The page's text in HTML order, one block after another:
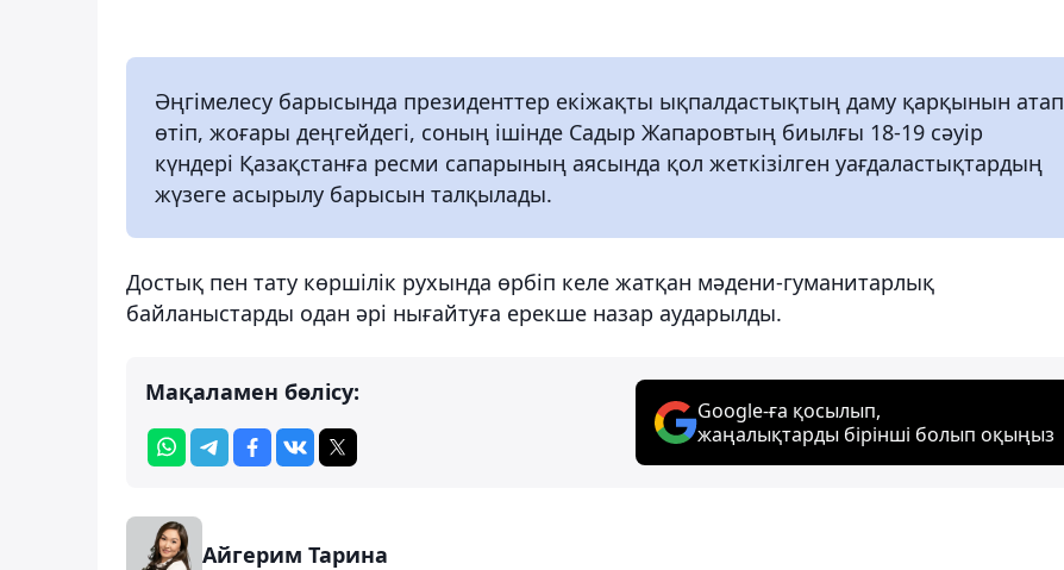
Әңгімелесу барысында президенттер екіжақты ықпалдастықтың даму қарқынын атап
өтіп, жоғары деңгейдегі, соның ішінде Садыр Жапаровтың биылғы 18-19 сәуір
күндері Қазақстанға ресми сапарының аясында қол жеткізілген уағдаластықтардың
жүзеге асырылу барысын талқылады.
Достық пен тату көршілік рухында өрбіп келе жатқан мәдени-гуманитарлық
байланыстарды одан әрі нығайтуға ерекше назар аударылды.
Мақаламен бөлісу:
Google-ға қосылып,
жаңалықтарды бірінші болып оқыңыз
Айгерим Тарина